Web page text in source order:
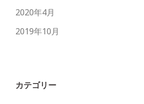
2020年4月
2019年10月
カテゴリー